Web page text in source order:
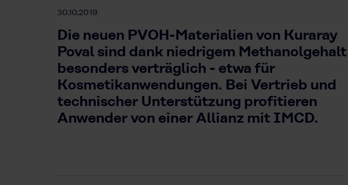
30.10.2019
Die neuen PVOH-Materialien von Kuraray
Poval sind dank niedrigem Methanolgehalt
besonders verträglich - etwa für
Kosmetikanwendungen. Bei Vertrieb und
technischer Unterstützung profitieren
Anwender von einer Allianz mit IMCD.